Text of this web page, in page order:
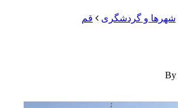
شهرها و گردشگری قم
By